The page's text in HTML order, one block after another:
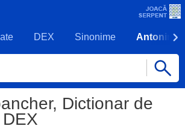
DEX Sinonime Antonime
Dictionar de